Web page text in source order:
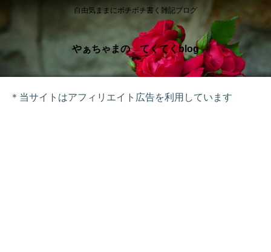
自由気ままにボチボチ書く雑記ブログ
やぁちゃまの てくてくblog
＊当サイトはアフィリエイト広告を利用しています